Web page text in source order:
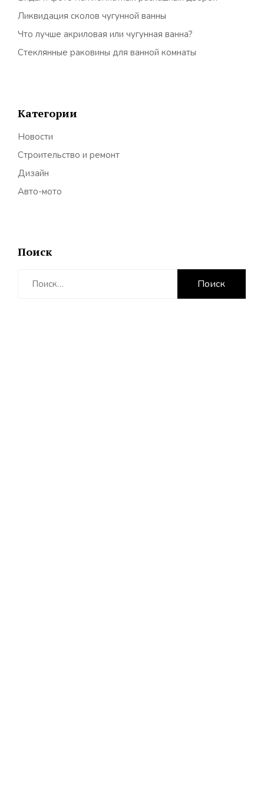
Ликвидация сколов чугунной ванны
Что лучше акриловая или чугунная ванна?
Стеклянные раковины для ванной комнаты
Категории
Новости
Строительство и ремонт
Дизайн
Авто-мото
Поиск